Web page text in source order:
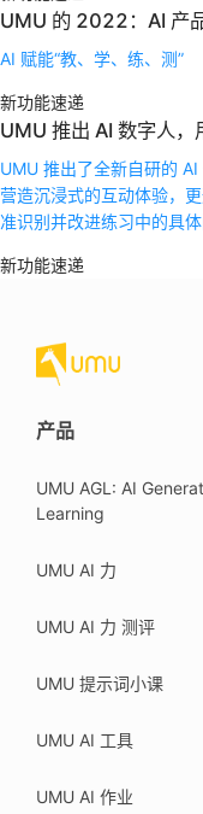
UMU 的 2022：AI 产
AI 赋能“教、学、练、测”
新功能速递
UMU 推出 AI 数字人，
UMU 推出了全新自研的
营造沉浸式的互动体验，
准识别并改进练习中的具体
新功能速递
产品
UMU AGL: AI
Learning
UMU AI 力
UMU AI 力 测评
UMU 提示词小课
UMU AI 工具
UMU AI 作业